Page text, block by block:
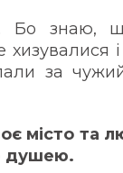
Бо знаю,
за
місто та
душею.